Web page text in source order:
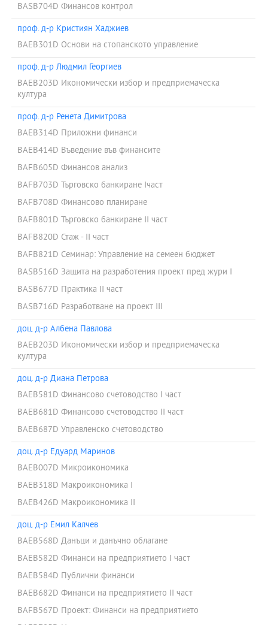
BASB704D Финансов контрол
проф. д-р Кристиян Хаджиев
BAEB301D Основи на стопанското управление
проф. д-р Людмил Георгиев
BAEB203D Икономически избор и предприемаческа
култура
проф. д-р Ренета Димитрова
BAEB314D Приложни финанси
BAEB414D Въведение във финансите
BAFB605D Финансов анализ
BAFB703D Търговско банкиране Iчаст
BAFB708D Финансово планиране
BAFB801D Търговско банкиране II част
BAFB820D Стаж - II част
BAFB821D Семинар: Управление на семеен бюджет
BASB516D Защита на разработения проект пред жури I
BASB677D Практика II част
BASB716D Разработване на проект III
доц. д-р Албена Павлова
BAEB203D Икономически избор и предприемаческа
култура
доц. д-р Диана Петрова
BAEB581D Финансово счетоводство І част
BAEB681D Финансово счетоводство ІІ част
BAEB687D Управленско счетоводство
доц. д-р Едуард Маринов
BAEB007D Микроикономика
BAEB318D Макроикономика I
BAEB426D Макроикономика II
доц. д-р Емил Калчев
BAEB568D Данъци и данъчно облагане
BAEB582D Финанси на предприятието І част
BAEB584D Публични финанси
BAEB682D Финанси на предприятието ІІ част
BAFB567D Проект: Финанси на предприятието